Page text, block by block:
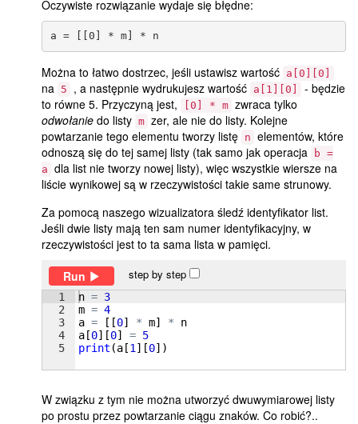
Oczywiste rozwiązanie wydaje się błędne:
Można to łatwo dostrzec, jeśli ustawisz wartość a[0][0]
na 5 , a następnie wydrukujesz wartość a[1][0]
- będzie
to równe 5. Przyczyną jest,
[0] * m zwraca tylko
odwołanie do listy m zer, ale nie do listy. Kolejne
powtarzanie tego elementu tworzy listę n elementów, które
odnoszą się do tej samej listy (tak samo jak operacja
b =
a dla list nie tworzy nowej listy), więc wszystkie wiersze na
liście wynikowej są w rzeczywistości takie same strunowy.
Za pomocą naszego wizualizatora śledź identyfikator list.
Jeśli dwie listy mają ten sam numer identyfikacyjny, w
rzeczywistości jest to ta sama lista w pamięci.
Run
step by step
1
2
3
4
5
n = 3
m = 4
a = [[0] * m] *
n
a[0] [0] = 5
print (a[1 ] [0])
W związku z tym nie można utworzyć dwuwymiarowej listy
po prostu przez powtarzanie ciągu znaków. Co robić?..